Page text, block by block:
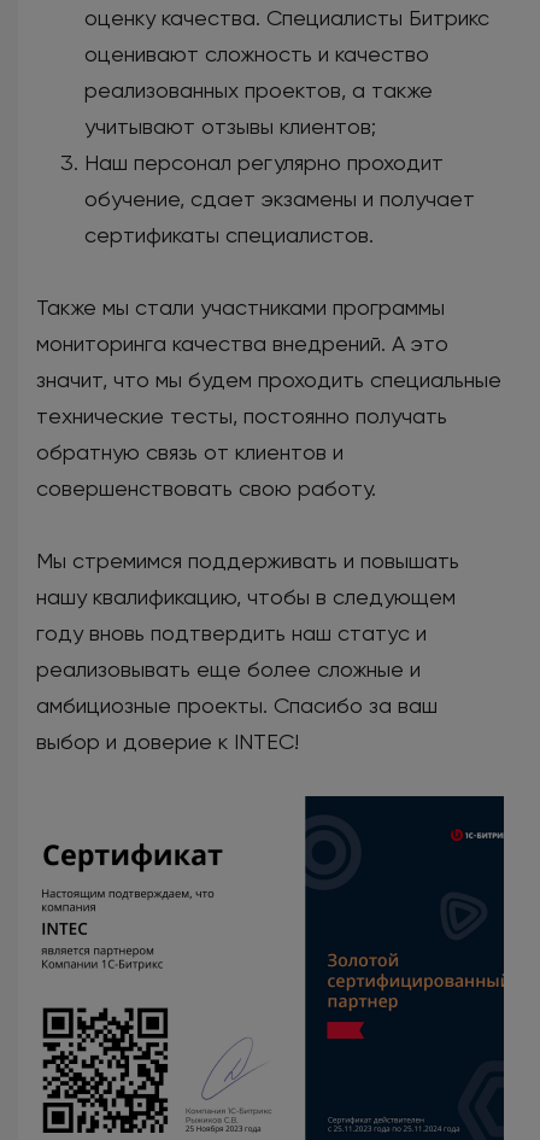
оценку качества. Специалисты Битрикс
оценивают сложность и качество
реализованных проектов, а также
учитывают отзывы клиентов;
Наш персонал регулярно проходит
обучение, сдает экзамены и получает
сертификаты специалистов.
Также мы стали участниками программы
мониторинга качества внедрений. А это
значит, что мы будем проходить специальные
технические тесты, постоянно получать
обратную связь от клиентов и
совершенствовать свою работу.
Мы стремимся поддерживать и повышать
нашу квалификацию, чтобы в следующем
году вновь подтвердить наш статус и
реализовывать еще более сложные и
амбициозные проекты. Спасибо за ваш
выбор и доверие к INTEC!